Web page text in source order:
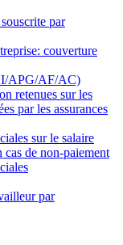
par
couverture
APG/AF/AC)
retenues sur les
par les assurances
sur le salaire
cas de non-paiement
par